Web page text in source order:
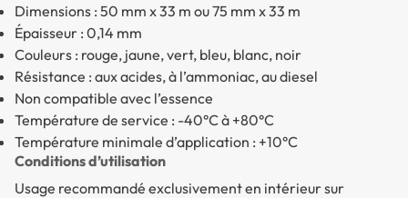
Dimensions : 50 mm x 33 m ou 75 mm x 33 m
Épaisseur : 0,14 mm
Couleurs : rouge, jaune, vert, bleu, blanc, noir
Résistance : aux acides, à l’ammoniac, au diesel
Non compatible avec l’essence
Température de service : -40°C à +80°C
Température minimale d’application : +10°C
Conditions d’utilisation
Usage recommandé exclusivement en intérieur sur